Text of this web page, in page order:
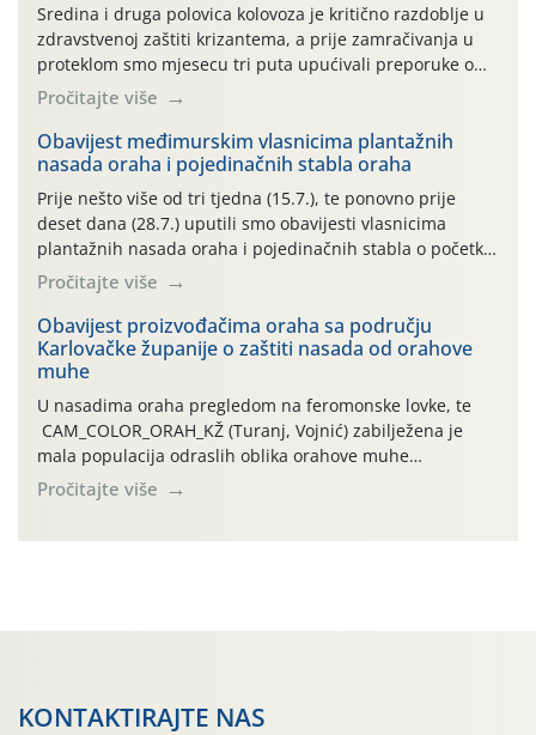
Sredina i druga polovica kolovoza je kritično razdoblje u
zdravstvenoj zaštiti krizantema, a prije zamračivanja u
proteklom smo mjesecu tri puta upućivali preporuke o
preventivnim mjerama zaštite krizantema od najčešćih
uzročnika bolesti, štetnika i fito-fagnih grinja (23.7., 14.7.,
06.7.)! Na početku ovog mjeseca je zabilježeno je
povijesno i ekstremno vruće meteorološko razdoblje, uz
najviše temperature […]
Pročitajte više
Obavijest međimurskim vlasnicima plantažnih
nasada oraha i pojedinačnih stabla oraha
Prije nešto više od tri tjedna (15.7.), te ponovno prije
deset dana (28.7.) uputili smo obavijesti vlasnicima
plantažnih nasada oraha i pojedinačnih stabla o početku
leta i ovogodišnjoj potrebi usmjerenog suzbijanja
orahove muhe (Rhagoletis completa)! Već dvanaest dana
traje drugi ovogodišnji “toplinski udar”, koji naročito
izražen zadnja šest dana (31.7.-05.8.), jer najviše
temperature zraka svakodnevno […]
Pročitajte više
Obavijest proizvođačima oraha sa području
Karlovačke županije o zaštiti nasada od orahove
muhe
U nasadima oraha pregledom na feromonske lovke, te
CAM_COLOR_ORAH_KŽ (Turanj, Vojnić) zabilježena je
mala populacija odraslih oblika orahove muhe
(Rhagoletis completa). Niska brojnost može se objasniti
činjenicom da je riječ o mladim nasadima s vrlo malim
Pročitajte više
KONTAKTIRAJTE NAS